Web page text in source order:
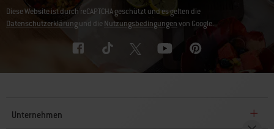
Diese Website ist durch reCAPTCHA geschützt und es gelten die
Datenschutzerklärungund dieNutzungsbedingungenvon Google.
Unternehmen